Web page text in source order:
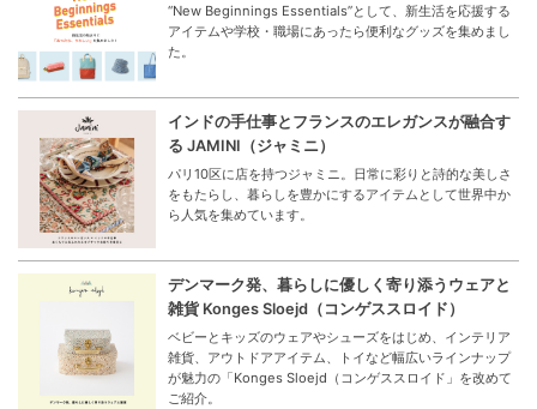
“New Beginnings Essentials”として、新生活を応援する
アイテムや学校・職場にあったら便利なグッズを集めまし
た。
インドの手仕事とフランスのエレガンスが融合す
る JAMINI（ジャミニ）
パリ10区に店を持つジャミニ。日常に彩りと詩的な美しさ
をもたらし、暮らしを豊かにするアイテムとして世界中か
ら人気を集めています。
デンマーク発、暮らしに優しく寄り添うウェアと
雑貨 Konges Sloejd（コンゲススロイド）
ベビーとキッズのウェアやシューズをはじめ、インテリア
雑貨、アウトドアアイテム、トイなど幅広いラインナップ
が魅力の「Konges Sloejd（コンゲススロイド」を改めて
ご紹介。